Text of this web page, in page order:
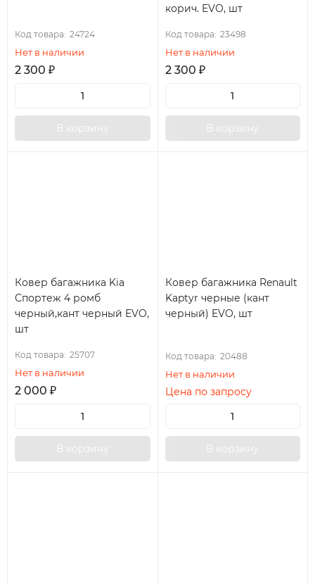
Код товара: 24724
Нет в наличии
2 300 ₽
В корзину
корич. EVO, шт
Код товара: 23498
Нет в наличии
2 300 ₽
В корзину
Ковер багажника Kia
Спортеж 4 ромб
черный,кант черный EVO,
шт
Код товара: 25707
Нет в наличии
2 000 ₽
В корзину
Ковер багажника Renault
Kaptyr черные (кант
черный) EVO, шт
Код товара: 20488
Нет в наличии
Цена по запросу
В корзину